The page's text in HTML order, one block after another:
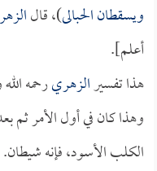
ويسقطان الحبالى)، قال
أعلم].
هذا تفسيرالزهريرحمه
وهذا كان في أول الأمر
الكلب الأسود، فإنه شيطان.